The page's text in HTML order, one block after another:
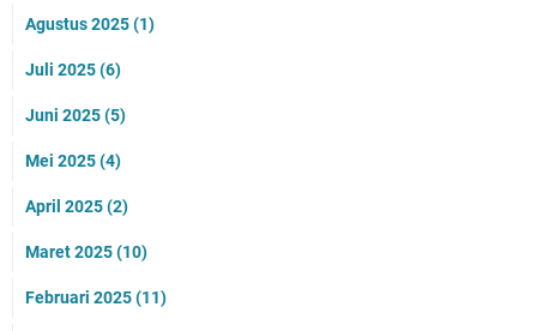
Agustus 2025(1)
Juli 2025(6)
Juni 2025(5)
Mei 2025(4)
April 2025(2)
Maret 2025(10)
Februari 2025(11)